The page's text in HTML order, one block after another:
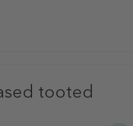
tooted